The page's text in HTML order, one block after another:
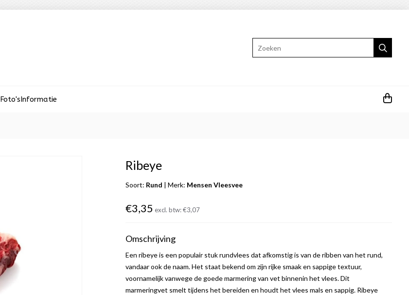
Foto'sInformatie
Ribeye
Soort: Rund |Merk: Mensen Vleesvee
€3,35 excl. btw:€3,07
Omschrijving
Een ribeye is een populair stuk rundvlees dat afkomstig is van de ribben van het rund,
vandaar ook de naam. Het staat bekend om zijn rijke smaak en sappige textuur,
voornamelijk vanwege de goede marmering van vet binnenin het vlees. Dit
marmeringvet smelt tijdens het bereiden en houdt het vlees mals en sappig. Ribeye